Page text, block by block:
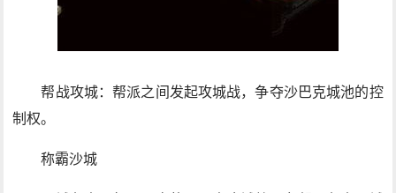
帮战攻城：帮派之间发起攻城战，争夺沙巴克城池的控
制权。
称霸沙城